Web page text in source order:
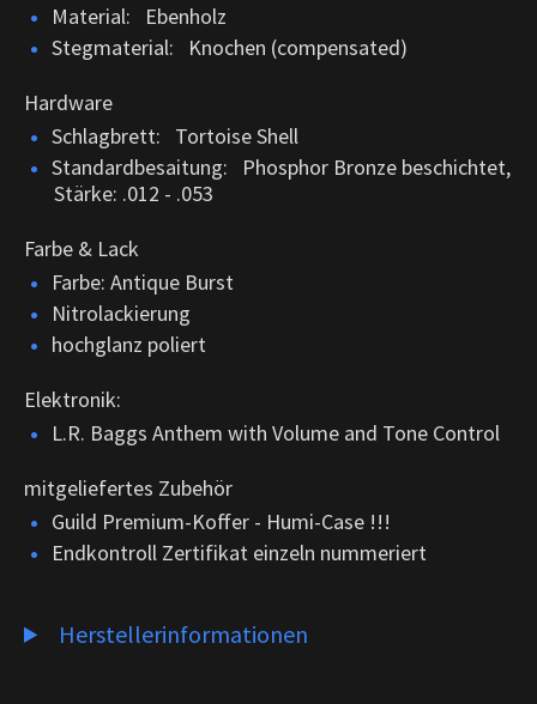
Material: Ebenholz
Stegmaterial: Knochen (compensated)
Hardware
Schlagbrett: Tortoise Shell
Standardbesaitung: Phosphor Bronze beschichtet,
Stärke: .012 - .053
Farbe & Lack
Farbe: Antique Burst
Nitrolackierung
hochglanz poliert
Elektronik:
L.R. Baggs Anthem with Volume and Tone Control
mitgeliefertes Zubehör
Guild Premium-Koffer - Humi-Case !!!
Endkontroll Zertifikat einzeln nummeriert
Herstellerinformationen